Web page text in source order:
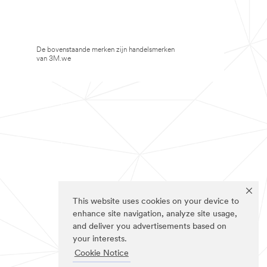
This website uses cookies on your device to
enhance site navigation, analyze site usage,
and deliver you advertisements based on
your interests.
Cookie Notice
De bovenstaande merken zijn handelsmerken
van 3M.we